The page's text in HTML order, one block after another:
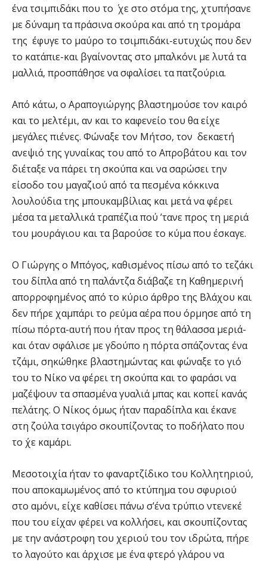
ένα τσιμπιδάκι που το ΄ χε στο στόμα της, χτυπήσανε
με δύναμη τα πράσινα σκούρα και από τη τρομάρα
της έφυγε το μαύρο το τσιμπιδάκι-ευτυχώς που δεν
το κατάπιε-και βγαίνοντας στο μπαλκόνι με λυτά τα
μαλλιά, προσπάθησε να σφαλίσει τα πατζούρια.
Από κάτω, ο Αραπογιώργης βλαστημούσε τον καιρό
και το μελτέμι, αν και το καφενείο του θα είχε
μεγάλες πιένες. Φώναξε τον Μήτσο, τον δεκαετή
ανεψιό της γυναίκας του από το Απροβάτου και τον
διέταξε να πάρει τη σκούπα και να σαρώσει την
είσοδο του μαγαζιού από τα πεσμένα κόκκινα
λουλούδια της μπουκαμβίλιας και μετά να φέρει
μέσα τα μεταλλικά τραπέζια πού ’τανε προς τη μεριά
του μουράγιου και τα βαρούσε το κύμα που έσκαγε.
Ο Γιώργης ο Μπόγος, καθισμένος πίσω από το τεζάκι
του δίπλα από τη παλάντζα διάβαζε τη Καθημερινή
απορροφημένος από το κύριο άρθρο της Βλάχου και
δεν πήρε χαμπάρι το ρεύμα αέρα που όρμησε από τη
πίσω πόρτα-αυτή που ήταν προς τη θάλασσα μεριά-
και όταν σφάλισε με γδούπο η πόρτα σπάζοντας ένα
τζάμι, σηκώθηκε βλαστημώντας και φώναξε το γιό
του το Νίκο να φέρει τη σκούπα και το φαράσι να
μαζέψουν τα σπασμένα γυαλιά μπας και κοπεί κανάς
πελάτης. Ο Νίκος όμως ήταν παραδίπλα και έκανε
στη ζούλα τσιγάρο σκουπίζοντας το ποδήλατο που
το ΄χε καμάρι.
Μεσοτοιχία ήταν το φαναρτζίδικο του Κολλητηριού,
που αποκαμωμένος από το κτύπημα του σφυριού
στο αμόνι, είχε καθίσει πάνω σ’ένα τρύπιο ντενεκέ
που του είχαν φέρει να κολλήσει, και σκουπίζοντας
με την ανάστροφη του χεριού του τον ιδρώτα, πήρε
το λαγούτο και άρχισε με ένα φτερό γλάρου να